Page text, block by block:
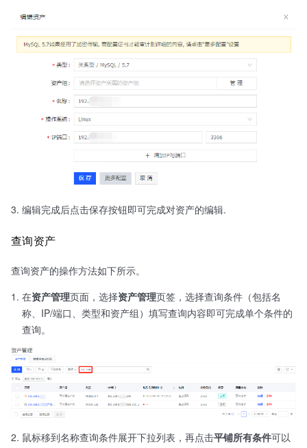
编辑完成后点击保存按钮即可完成对资产的编辑.
查询资产
查询资产的操作方法如下所示。
在资产管理页面，选择资产管理页签，选择查询条件（包括名
称、IP/端口、类型和资产组）填写查询内容即可完成单个条件的
查询。
鼠标移到名称查询条件展开下拉列表，再点击平铺所有条件可以